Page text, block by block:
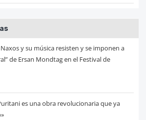
y su música resisten y se imponen a
de Ersan Mondtag en el Festival de
es una obra revolucionaria que ya